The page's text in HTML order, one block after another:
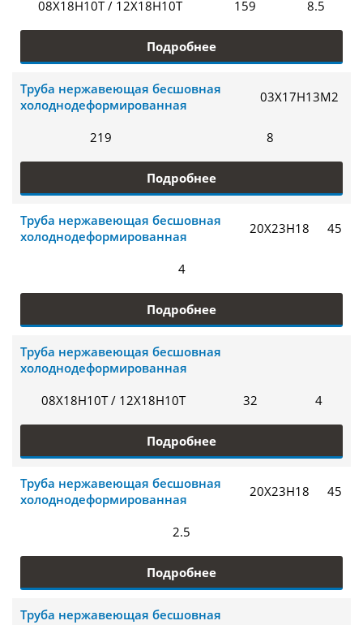
08Х18Н10Т / 12Х18Н10Т
159 8.5
Подробнее
Труба нержавеющая бесшовная
холоднодеформированная
03Х17Н13М2
219 8
Подробнее
Труба нержавеющая бесшовная
холоднодеформированная
20Х23Н18 45
4
Подробнее
Труба нержавеющая бесшовная
холоднодеформированная
08Х18Н10Т / 12Х18Н10Т
32 4
Подробнее
Труба нержавеющая бесшовная
холоднодеформированная
20Х23Н18 45
2.5
Подробнее
Труба нержавеющая бесшовная